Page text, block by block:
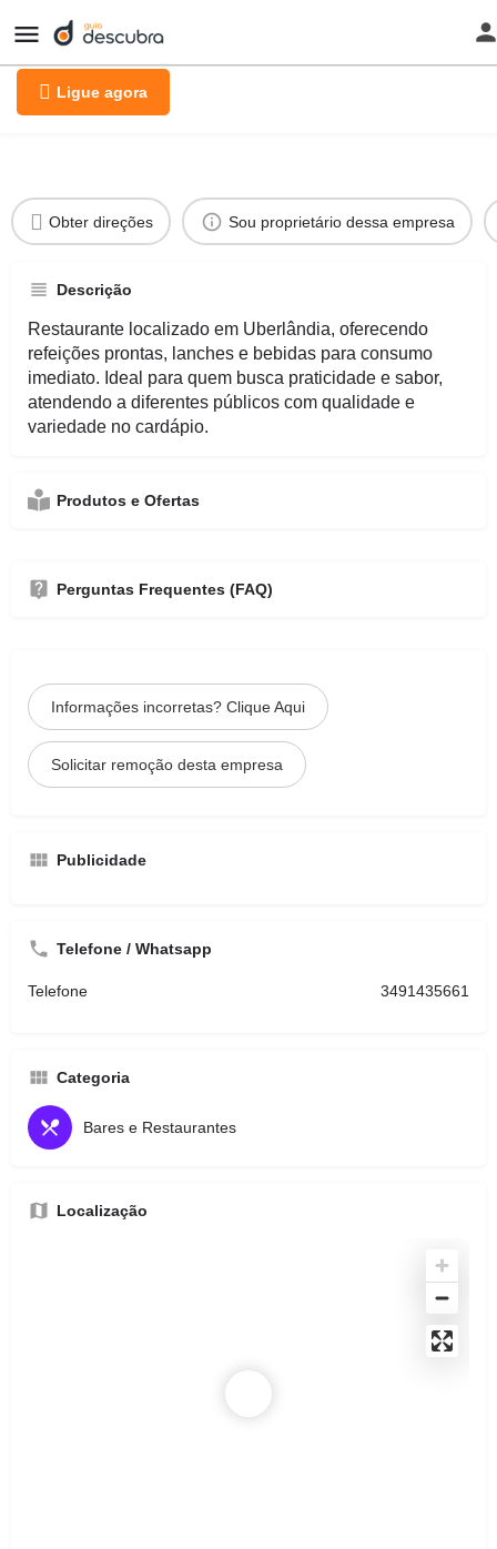
PALUMINO GRILL LTDA
Ligue agora
Perfil Avaliações
Obter direções Sou proprietário dessa empresa
Descrição
Restaurante localizado em Uberlândia, oferecendo
refeições prontas, lanches e bebidas para consumo
imediato. Ideal para quem busca praticidade e sabor,
atendendo a diferentes públicos com qualidade e
variedade no cardápio.
Produtos e Ofertas
Perguntas Frequentes (FAQ)
Informações incorretas? Clique Aqui
Solicitar remoção desta empresa
Publicidade
Telefone / Whatsapp
Telefone 3491435661
Categoria
Bares e Restaurantes
Localização